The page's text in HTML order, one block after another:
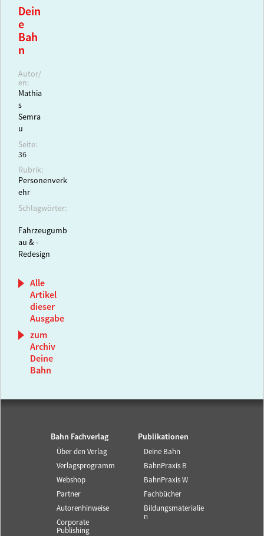
Dein
e
Bah
n
Autor/
en:
Mathia
s
Semra
u
Seite:
36
Rubrik:
Personenverk
ehr
Schlagwörter:
Fahrzeugumb
au & -
Redesign
Alle
Artikel
dieser
Ausgabe
zum
Archiv
Deine
Bahn
Bahn Fachverlag
Über den Verlag
Verlagsprogramm
Webshop
Partner
Autorenhinweise
Corporate
Publishing
Publikationen
Deine Bahn
BahnPraxis B
BahnPraxis W
Fachbücher
Bildungsmaterialie
n